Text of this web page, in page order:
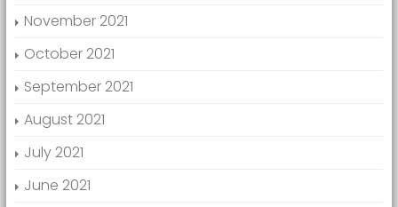
November 2021
October 2021
September 2021
August 2021
July 2021
June 2021